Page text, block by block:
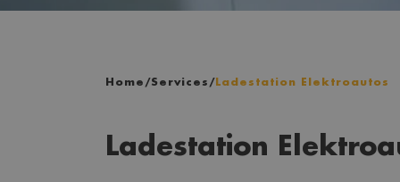
Home /Services /Ladestation Elektroautos
Ladestation